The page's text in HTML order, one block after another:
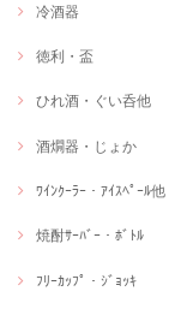
冷酒器
徳利・盃
ひれ酒・ぐい呑他
酒燗器・じょか
ﾜｲﾝｸｰﾗｰ・ｱｲｽﾍﾟｰﾙ他
焼酎ｻｰﾊﾞｰ・ﾎﾞﾄﾙ
ﾌﾘｰｶｯﾌﾟ・ｼﾞｮｯｷ